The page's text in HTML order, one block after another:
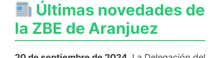
Últimas novedades de
la ZBE de Aranjuez